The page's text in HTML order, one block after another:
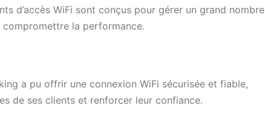
d’accès WiFi sont conçus pour gérer un grand nombre
compromettre la performance.
a pu offrir une connexion WiFi sécurisée et fiable,
de ses clients et renforcer leur confiance.